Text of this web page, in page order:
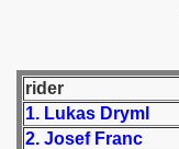
rider
1. Lukas Dryml
2. Josef Franc
these speedway
(My